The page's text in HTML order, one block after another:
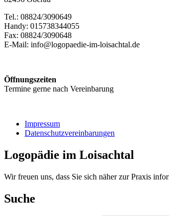
Tel.: 08824/3090649
Handy: 015738344055
Fax: 08824/3090648
E-Mail: info@logopaedie-im-loisachtal.de
Öffnungszeiten
Termine gerne nach Vereinbarung
Impressum
Datenschutzvereinbarungen
Logopädie im Loisachtal
Wir freuen uns, dass Sie sich näher zur Praxis
Suche